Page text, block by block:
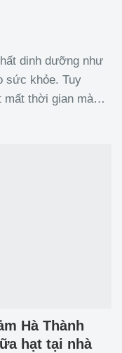
dinh dưỡng như
sức khỏe. Tuy
mất thời gian mà
Hà Thành
hạt tại nhà